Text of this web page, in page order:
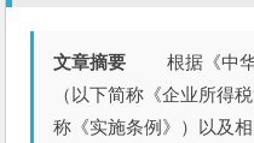
文章摘要 根据《中华
（以下简称《企业所得
称《实施条例》）以及